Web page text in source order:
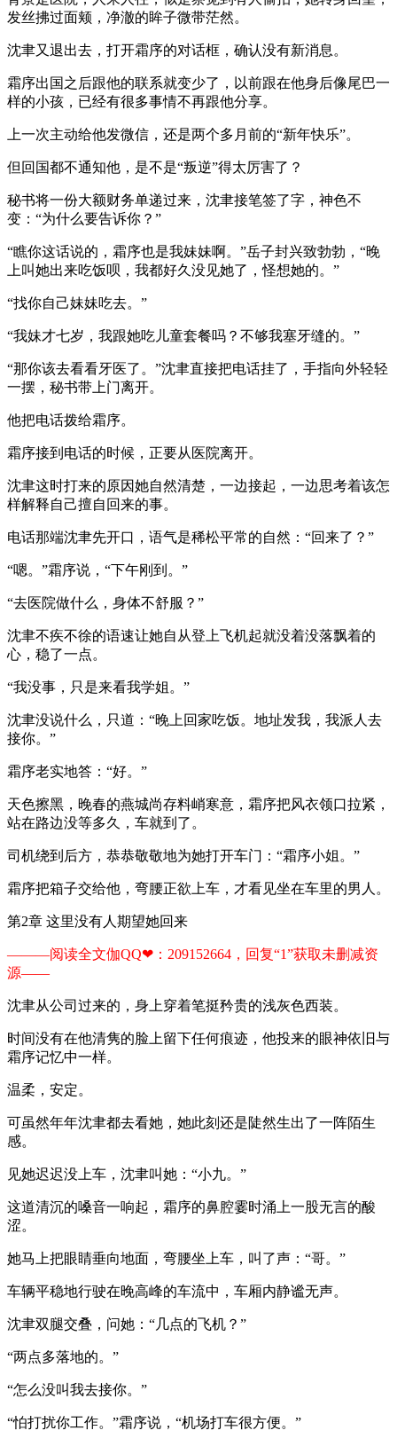
发丝拂过面颊，净澈的眸子微带茫然。
沈聿又退出去，打开霜序的对话框，确认没有新消息。
霜序出国之后跟他的联系就变少了，以前跟在他身后像尾巴一
样的小孩，已经有很多事情不再跟他分享。
上一次主动给他发微信，还是两个多月前的“新年快乐”。
但回国都不通知他，是不是“叛逆”得太厉害了？
秘书将一份大额财务单递过来，沈聿接笔签了字，神色不
变：“为什么要告诉你？”
“瞧你这话说的，霜序也是我妹妹啊。”岳子封兴致勃勃，“晚
上叫她出来吃饭呗，我都好久没见她了，怪想她的。”
“找你自己妹妹吃去。”
“我妹才七岁，我跟她吃儿童套餐吗？不够我塞牙缝的。”
“那你该去看看牙医了。”沈聿直接把电话挂了，手指向外轻轻
一摆，秘书带上门离开。
他把电话拨给霜序。
霜序接到电话的时候，正要从医院离开。
沈聿这时打来的原因她自然清楚，一边接起，一边思考着该怎
样解释自己擅自回来的事。
电话那端沈聿先开口，语气是稀松平常的自然：“回来了？”
“嗯。”霜序说，“下午刚到。”
“去医院做什么，身体不舒服？”
沈聿不疾不徐的语速让她自从登上飞机起就没着没落飘着的
心，稳了一点。
“我没事，只是来看我学姐。”
沈聿没说什么，只道：“晚上回家吃饭。地址发我，我派人去
接你。”
霜序老实地答：“好。”
天色擦黑，晚春的燕城尚存料峭寒意，霜序把风衣领口拉紧，
站在路边没等多久，车就到了。
司机绕到后方，恭恭敬敬地为她打开车门：“霜序小姐。”
霜序把箱子交给他，弯腰正欲上车，才看见坐在车里的男人。
第2章 这里没有人期望她回来
———阅读全文伽QQ❤：209152664，回复“1”获取未删减资
源—​​​​—​​​​
沈聿从公司过来的，身上穿着笔挺矜贵的浅灰色西装。
时间没有在他清隽的脸上留下任何痕迹，他投来的眼神依旧与
霜序记忆中一样。
温柔，安定。
可虽然年年沈聿都去看她，她此刻还是陡然生出了一阵陌生
感。
见她迟迟没上车，沈聿叫她：“小九。”
这道清沉的嗓音一响起，霜序的鼻腔霎时涌上一股无言的酸
涩。
她马上把眼睛垂向地面，弯腰坐上车，叫了声：“哥。”
车辆平稳地行驶在晚高峰的车流中，车厢内静谧无声。
沈聿双腿交叠，问她：“几点的飞机？”
“两点多落地的。”
“怎么没叫我去接你。”
“怕打扰你工作。”霜序说，“机场打车很方便。”